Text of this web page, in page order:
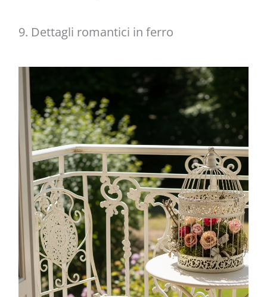
9. Dettagli romantici in ferro